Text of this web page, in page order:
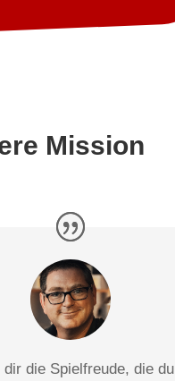
Mission
dir die Spielfreude, die du